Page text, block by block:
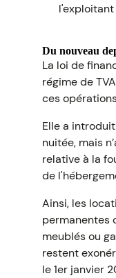
l'exploitant
Du nouveau
La loi de
régime de
ces
Elle a
nuitée, mais
relative à la
de
Ainsi, les
permanentes
meublés ou
restent
le 1er janvier